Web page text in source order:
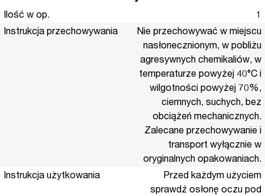
Ilość w op.
1
Instrukcja przechowywania
Nie przechowywać w miejscu
nasłonecznionym, w pobliżu
agresywnych chemikaliów, w
temperaturze powyżej 40°C i
wilgotności powyżej 70%,
ciemnych, suchych, bez
obciążeń mechanicznych.
Zalecane przechowywanie i
transport wyłącznie w
oryginalnych opakowaniach.
Instrukcja użytkowania
Przed każdym użyciem
sprawdź osłonę oczu pod